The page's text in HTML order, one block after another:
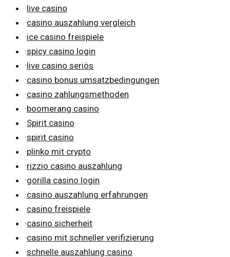
·live casino
·casino auszahlung vergleich
·ice casino freispiele
·spicy casino login
·live casino seriös
·casino bonus umsatzbedingungen
·casino zahlungsmethoden
·boomerang casino
·Spirit casino
·spirit casino
·plinko mit crypto
·rizzio casino auszahlung
·gorilla casino login
·casino auszahlung erfahrungen
·casino freispiele
·casino sicherheit
·casino mit schneller verifizierung
·schnelle auszahlung casino